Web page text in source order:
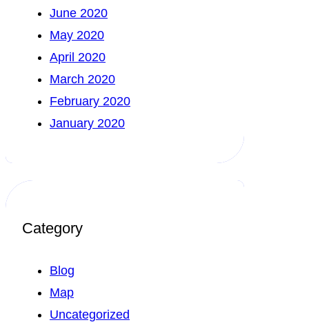
June 2020
May 2020
April 2020
March 2020
February 2020
January 2020
Category
Blog
Map
Uncategorized